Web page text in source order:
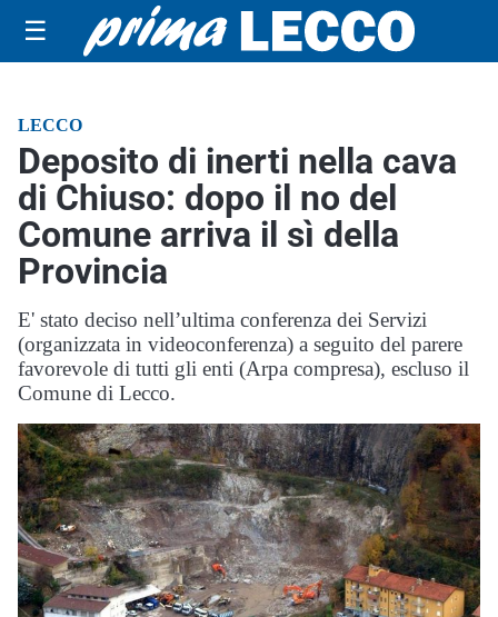
☰
LECCO
Deposito di inerti nella cava
di Chiuso: dopo il no del
Comune arriva il sì della
Provincia
E' stato deciso nell’ultima conferenza dei Servizi
(organizzata in videoconferenza) a seguito del parere
favorevole di tutti gli enti (Arpa compresa), escluso il
Comune di Lecco.